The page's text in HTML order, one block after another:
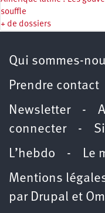
souffle
+ de dossiers
Qui sommes-
Prendre contact
Newsletter -
connecter-
L’hebdo - Le
Mentions
par Drupal et